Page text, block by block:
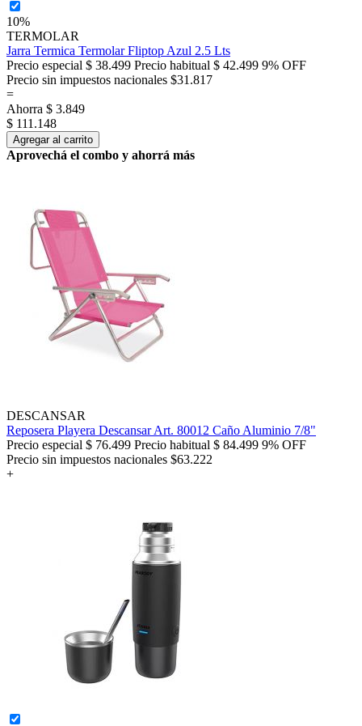
10%
TERMOLAR
Jarra Termica Termolar Fliptop Azul 2.5 Lts
Precio especial $ 38.499 Precio habitual $ 42.499 9% OFF
Precio sin impuestos nacionales $31.817
=
Ahorra $ 3.849
$ 111.148
Agregar al carrito
Aprovechá el combo y ahorrá más
DESCANSAR
Reposera Playera Descansar Art. 80012 Caño Aluminio 7/8"
Precio especial $ 76.499 Precio habitual $ 84.499 9% OFF
Precio sin impuestos nacionales $63.222
+